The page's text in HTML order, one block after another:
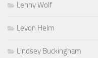
Lenny Wolf
Levon Helm
Lindsey Buckingham